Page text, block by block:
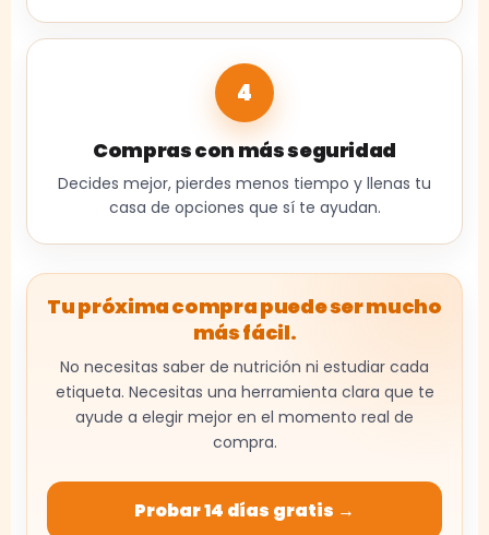
4
Compras con más seguridad
Decides mejor, pierdes menos tiempo y llenas tu
casa de opciones que sí te ayudan.
Tu próxima compra puede ser mucho
más fácil.
No necesitas saber de nutrición ni estudiar cada
etiqueta. Necesitas una herramienta clara que te
ayude a elegir mejor en el momento real de
compra.
Probar 14 días gratis →